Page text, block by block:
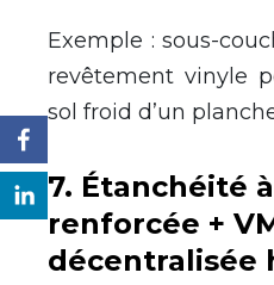
Exemple : sous-
revêtement vinyle
sol froid d’un
7. Étanchéité
renforcée +
décentralisée